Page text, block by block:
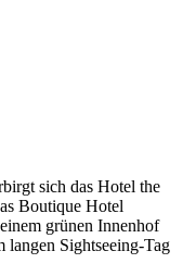
sich das Hotel the
Boutique Hotel
grünen Innenhof
langen Sightseeing-Tag